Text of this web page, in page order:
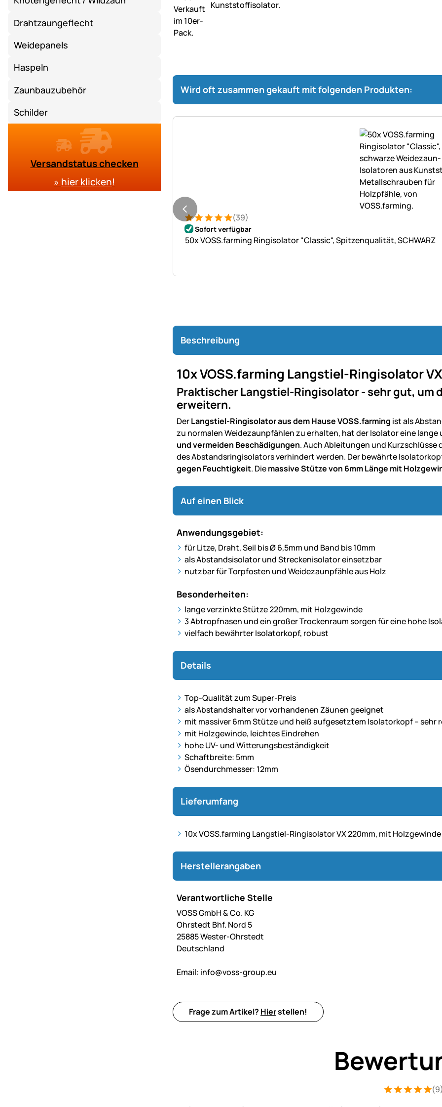
Drahtzaungeflecht
Weidepanels
Haspeln
Zaunbauzubehör
Schilder
Versandstatus checken
» hier klicken!
Wird oft zusammen gekauft mit folgenden Produkten:
Bewertung: 5 von 5 (39 Bewertungen)
39 Bewertungen
(39)
Sofort verfügbar
50x VOSS.farming Ringisolator "Classic", Spitzenqualität, SCHWARZ
Beschreibung
10x VOSS.farming Langstiel-Ringisolator
Praktischer Langstiel-Ringisolator - sehr gut, um
erweitern.
DerLangstiel-Ringisolator aus dem Hause VOSS.farming ist als
zu normalen Weidezaunpfählen zu erhalten, hat der Isolator eine
und vermeiden Beschädigungen. Auch Ableitungen und
des Abstandsringisolators verhindert werden. Der bewährte
gegen Feuchtigkeit. Diemassive Stütze von 6mm Länge mit
Auf einen Blick
Anwendungsgebiet:
für Litze, Draht, Seil bis Ø 6,5mm und Band bis 10mm
als Abstandsisolator und Streckenisolator einsetzbar
nutzbar für Torpfosten und Weidezaunpfähle aus Holz
Besonderheiten:
lange verzinkte Stütze 220mm, mit Holzgewinde
3 Abtropfnasen und ein großer Trockenraum sorgen für eine hohe
vielfach bewährter Isolatorkopf, robust
Details
Top-Qualität zum Super-Preis
als Abstandshalter vor vorhandenen Zäunen geeignet
mit massiver 6mm Stütze und heiß aufgesetztem Isolatorkopf – sehr
mit Holzgewinde, leichtes Eindrehen
hohe UV- und Witterungsbeständigkeit
Schaftbreite: 5mm
Ösendurchmesser: 12mm
Lieferumfang
10x VOSS.farming Langstiel-Ringisolator VX 220mm, mit Holzgewinde
Herstellerangaben
Verantwortliche Stelle
VOSS GmbH & Co. KG
Ohrstedt Bhf. Nord 5
25885 Wester-Ohrstedt
Deutschland
Email: info@voss-group.eu
Frage zum Artikel? Hierstellen!
Bewertung: 5
9 Bewertungen
(9)